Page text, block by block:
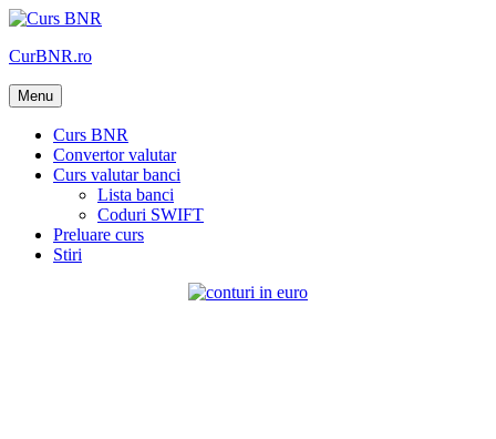
Skip
content
CurBNR.ro
Menu
Curs BNR
Convertor valutar
Curs valutar banci
Lista banci
Coduri SWIFT
Preluare curs
Stiri